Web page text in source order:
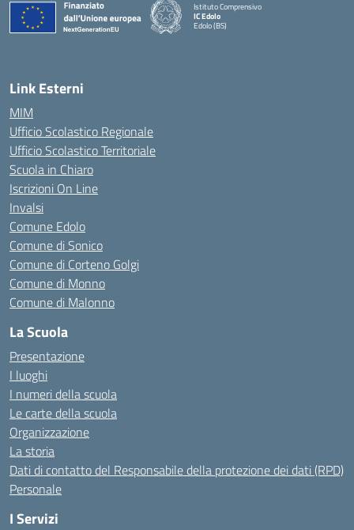
Istituto Comprensivo
IC Edolo
Edolo (BS)
Link Esterni
MIM
Ufficio Scolastico Regionale
Ufficio Scolastico Territoriale
Scuola in Chiaro
Iscrizioni On Line
Invalsi
Comune Edolo
Comune di Sonico
Comune di Corteno Golgi
Comune di Monno
Comune di Malonno
La Scuola
Presentazione
I luoghi
I numeri della scuola
Le carte della scuola
Organizzazione
La storia
Dati di contatto del Responsabile della protezione dei dati (RPD)
Personale
I Servizi